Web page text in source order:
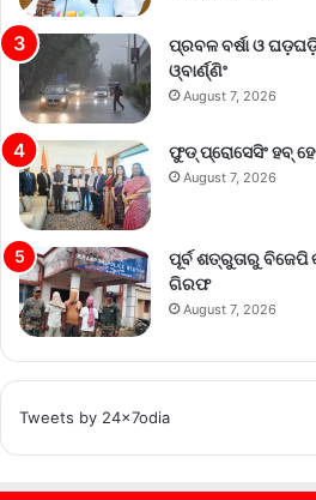
ପ୍ରବଳ ବର୍ଷା ଓ
ଓ୍ବାର୍ଣ୍ଣିଂ
August 7, 2026
ଫୁଡ୍ ପ୍ରୋସେସିଂ ହବ୍
August 7, 2026
ପୂର୍ବ ଶତ୍ରୁତାରୁ
ଗିରଫ
August 7, 2026
Tweets by 24x7odia